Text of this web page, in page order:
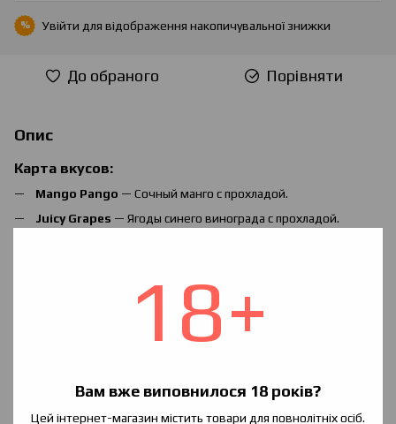
18+
Вам вже виповнилося 18 років?
Цей інтернет-магазин містить товари для повнолітніх осіб.
% Увійти для відображення накопичувальної знижки
До обраного Порівняти
Опис
Карта вкусов:
Mango Pango — Сочный манго с прохладой.
Juicy Grapes — Ягоды синего винограда с прохладой.
— Хрустящий снежинками спелый киви
— Спелый яркий персик
— Улюблена холодна диня